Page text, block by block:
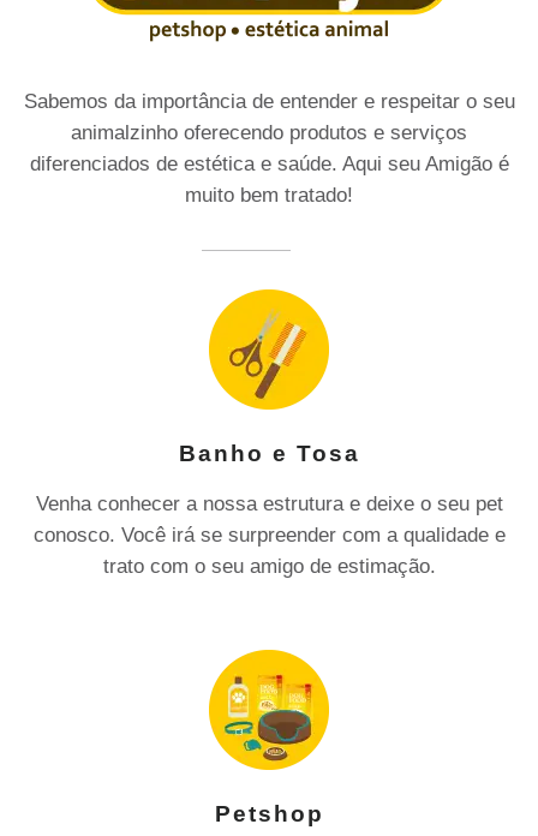
Sabemos da importância de entender e respeitar o seu
animalzinho oferecendo produtos e serviços
diferenciados de estética e saúde. Aqui seu Amigão é
muito bem tratado!
Banho e Tosa
Venha conhecer a nossa estrutura e deixe o seu pet
conosco. Você irá se surpreender com a qualidade e
trato com o seu amigo de estimação.
Petshop